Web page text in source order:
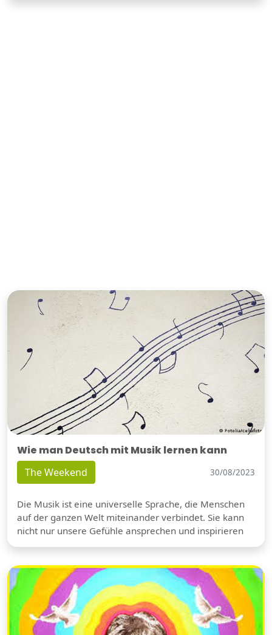
Wie man Deutsch mit Musik lernen kann
The Weekend 30/08/2023
Die Musik ist eine universelle Sprache, die Menschen
auf der ganzen Welt miteinander verbindet. Sie kann
nicht nur unsere Gefühle ansprechen und inspirieren